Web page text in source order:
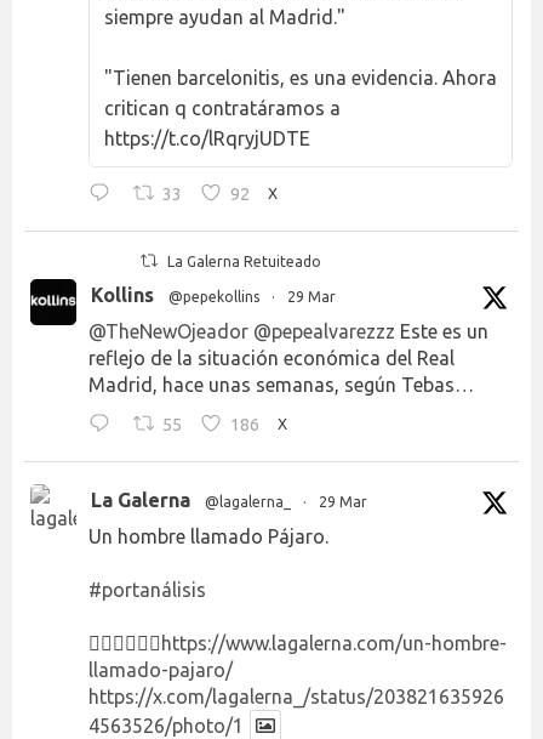
siempre ayudan al Madrid."
"Tienen barcelonitis, es una evidencia. Ahora
critican q contratáramos a
https://t.co/lRqryjUDTE
33 92 X
La Galerna Retuiteado
Kollins @pepekollins · 29 Mar
@TheNewOjeador @pepealvarezzz Este es un
reflejo de la situación económica del Real
Madrid, hace unas semanas, según Tebas…
55 186 X
La Galerna @lagalerna_ · 29 Mar
Un hombre llamado Pájaro.
#portanálisis
👉🏻👉🏻👉🏻 https://www.lagalerna.com/un-hombre-
llamado-pajaro/
https://x.com/lagalerna_/status/203821635926
4563526/photo/1